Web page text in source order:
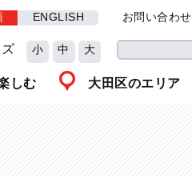
ENGLISH お問い合わせ
小 中 大
しむ 大田区のエリア